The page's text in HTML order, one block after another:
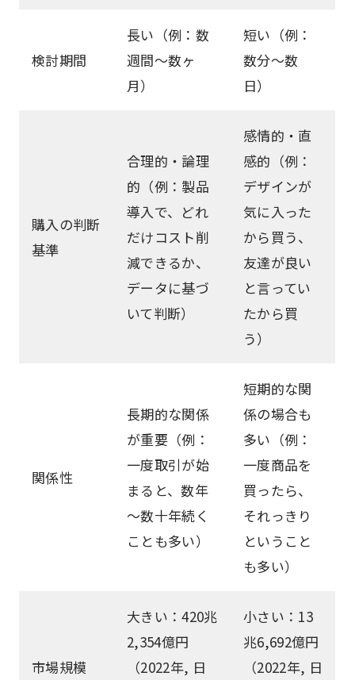
検討期間
長い（例：数
週間～数ヶ
月）
短い（例：
数分～数
日）
購入の判断
基準
合理的・論理
的（例：製品
導入で、どれ
だけコスト削
減できるか、
データに基づ
いて判断）
感情的・直
感的（例：
デザインが
気に入った
から買う、
友達が良い
と言ってい
たから買
う）
関係性
長期的な関係
が重要（例：
一度取引が始
まると、数年
～数十年続く
ことも多い）
短期的な関
係の場合も
多い（例：
一度商品を
買ったら、
それっきり
ということ
も多い）
市場規模
大きい：420兆
2,354億円
（2022年, 日
小さい：13
兆6,692億円
（2022年, 日